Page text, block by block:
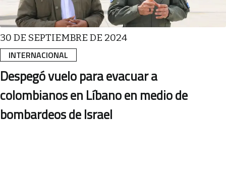
INTERNACIONAL
30 DE SEPTIEMBRE DE 2024
Despegó vuelo para evacuar a
colombianos en Líbano en medio de
bombardeos de Israel